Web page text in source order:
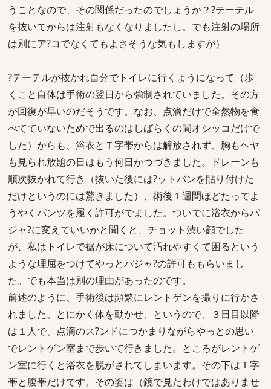
うことなので、その関係だったのでしょうか？?テーテル
を抜いてからは注射もなくなりましたし。でも注射の場所
は別にア?コでなくてもよさそうな気もしますが）
?テーテルが抜かれ自分でトイレに行くようになって（歩
くこと自体は手術の翌日から強制されていました。その方
が回復が早いのだそうです。なお、点滴だけで全然物を食
べてていないためで出るのはしばらくの間オシッコだけで
した）からも、浴衣とＴ字帯からは解放されず、胸もヘヤ
も見られ放題の日はもう何日かつづきました。ドレーンも
順次抜かれて行き（抜いた後には?ットバンを貼り付けた
だけというのには驚きました）、術後１週間ほどたってよ
うやくパンツを履く許可がでました。ついでに浴衣からパ
ジャ?に変えていいかと聞くと、チョット渋い顔でした
が、私はトイレで裾が床について汚れやすくて困るという
ような理屈をつけてやっとパジャ?の許可ももらいまし
た。でも本当は別の理由があったのです。
前述のように、手術後は頻繁にレントゲンを撮りに行かさ
れました。とにかく体を動かせ、というので、３日目以降
は１人で、点滴のス?ンドにつかまりながらやっとの思い
でレントゲン室まで歩いて行きました。ところがレントゲ
ン室に行くと浴衣を脱がされてしまいます。その下はＴ字
帯と腹帯だけです。その姿は（鏡で見たわけではありませ